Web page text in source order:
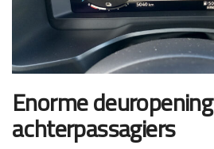
Enorme deuropening
achterpassagiers